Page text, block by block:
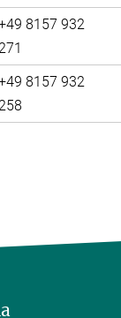
8157 932
271
8157 932
258